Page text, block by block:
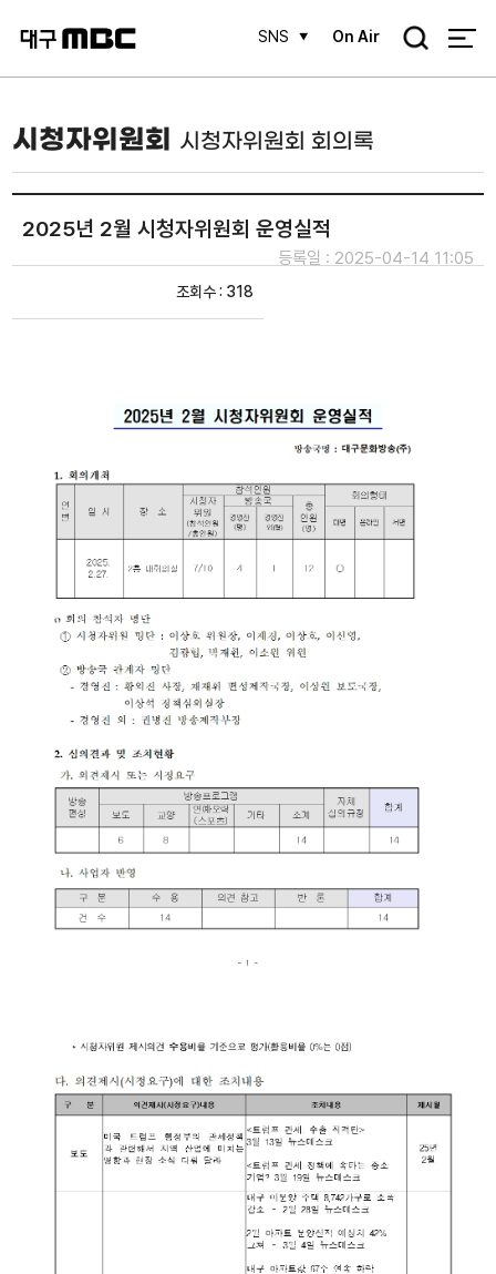
SNS On Air
검
시청자위원회 시청자위원회 회의록
2025년 2월 시청자위원회 운영실적
등록일 : 2025-04-14 11:05
조회수 : 318